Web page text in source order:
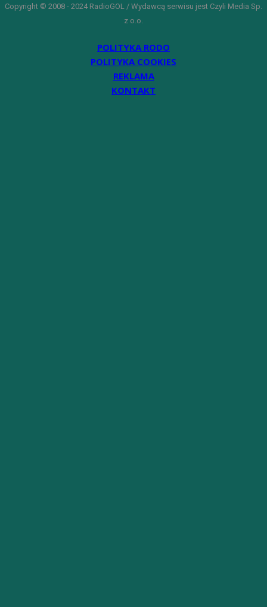
Copyright © 2008 - 2024 RadioGOL / Wydawcą serwisu jest Czyli Media Sp.
z o.o.
POLITYKA RODO
POLITYKA COOKIES
REKLAMA
KONTAKT